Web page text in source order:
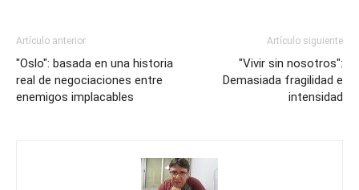
Artículo anterior
"Oslo": basada en una historia
real de negociaciones entre
enemigos implacables
Artículo siguiente
"Vivir sin nosotros":
Demasiada fragilidad e
intensidad